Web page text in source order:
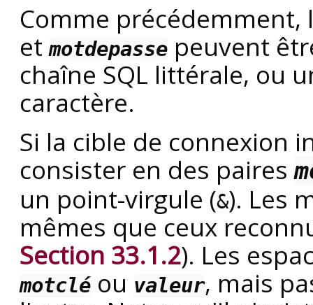
Comme
etmotdepasse peuvent
chaîne SQL littérale, ou
caractère.
Si la cible de connexion
consister en des paires
un point-virgule (&). Les
mêmes que ceux
Section 33.1.2). Les
motclé ou valeur, mais